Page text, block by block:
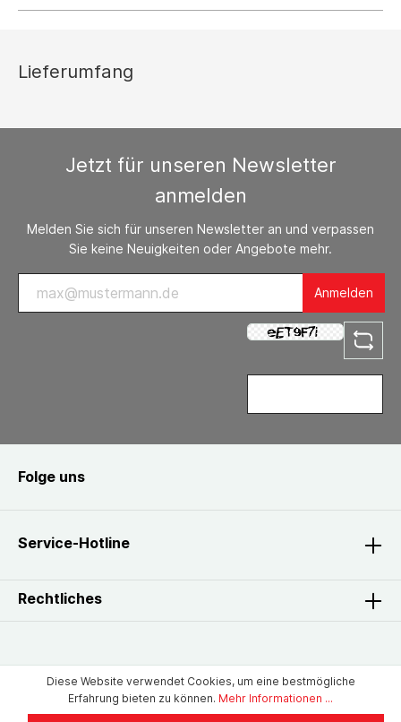
Lieferumfang
Jetzt für unseren Newsletter
anmelden
Melden Sie sich für unseren Newsletter an und verpassen
Sie keine Neuigkeiten oder Angebote mehr.
Anmelden
Service-Hotline
Folge uns
Rechtliches
Diese Website verwendet Cookies, um eine bestmögliche
Erfahrung bieten zu können. Mehr Informationen ...